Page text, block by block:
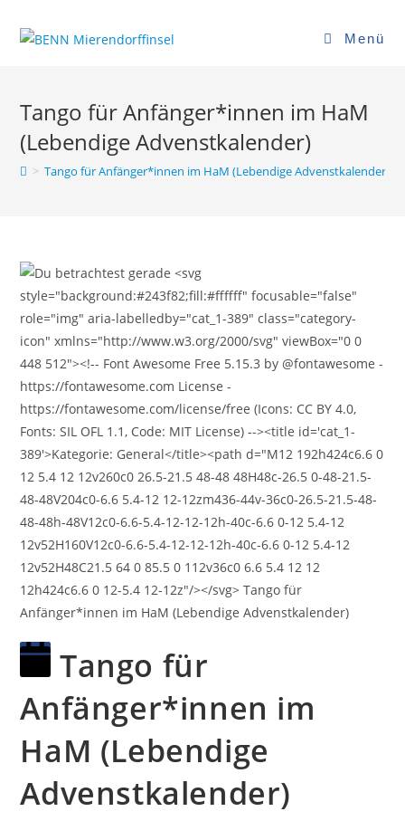
Inhalt
Menü
Tango für Anfänger*innen im HaM
(Lebendige Advenstkalender)
> Tango für Anfänger*innen im HaM (Lebendige Advenstkalender)
Tango für
Anfänger*innen im
HaM (Lebendige
Advenstkalender)